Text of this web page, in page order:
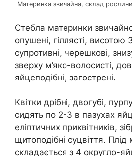
Материнка звичайна, склад рослини
Стебла материнки
опушені, гіллясті,
супротивні, черешкові,
зверху м’яко-волосисті,
яйцеподібні, загострені.
Квітки дрібні, двогубі,
сидять по 2-3 в пазухах
еліптичних приквітників,
щитоподібні суцвіття. Плід
складається з 4 округло-